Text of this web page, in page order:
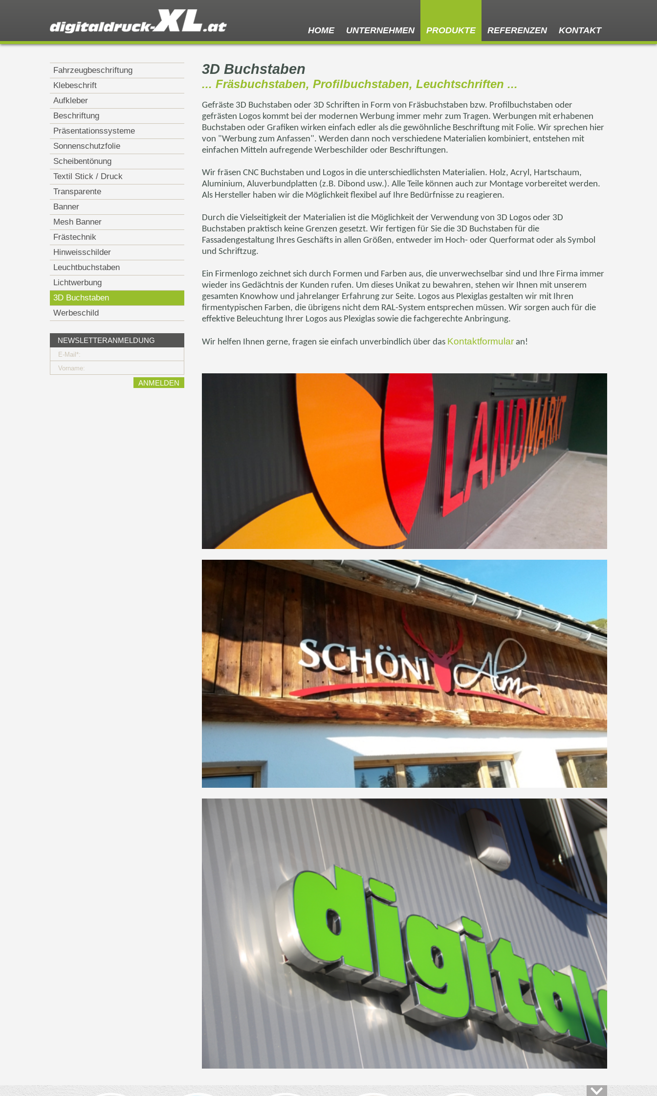
HOME UNTERNEHMEN PRODUKTE REFERENZEN KONTAKT
Fahrzeugbeschriftung
Klebeschrift
Aufkleber
Beschriftung
Präsentationssysteme
Sonnenschutzfolie
Scheibentönung
Textil Stick / Druck
Transparente
Banner
Mesh Banner
Frästechnik
Hinweisschilder
Leuchtbuchstaben
Lichtwerbung
3D Buchstaben
Werbeschild
NEWSLETTERANMELDUNG
E-Mail*:
Vorname:
3D Buchstaben
... Fräsbuchstaben, Profilbuchstaben, Leuchtschriften ...
Gefräste 3D Buchstaben oder 3D Schriften in Form von Fräsbuchstaben bzw. Profilbuchstaben oder
gefrästen Logos kommt bei der modernen Werbung immer mehr zum Tragen. Werbungen mit erhabenen
Buchstaben oder Grafiken wirken einfach edler als die gewöhnliche Beschriftung mit Folie. Wir sprechen hier
von "Werbung zum Anfassen". Werden dann noch verschiedene Materialien kombiniert, entstehen mit
einfachen Mitteln aufregende Werbeschilder oder Beschriftungen.
Wir fräsen CNC Buchstaben und Logos in die unterschiedlichsten Materialien. Holz, Acryl, Hartschaum,
Aluminium, Aluverbundplatten (z.B. Dibond usw.). Alle Teile können auch zur Montage vorbereitet werden.
Als Hersteller haben wir die Möglichkeit flexibel auf Ihre Bedürfnisse zu reagieren.
Durch die Vielseitigkeit der Materialien ist die Möglichkeit der Verwendung von 3D Logos oder 3D
Buchstaben praktisch keine Grenzen gesetzt. Wir fertigen für Sie die 3D Buchstaben für die
Fassadengestaltung Ihres Geschäfts in allen Größen, entweder im Hoch- oder Querformat oder als Symbol
und Schriftzug.
Ein Firmenlogo zeichnet sich durch Formen und Farben aus, die unverwechselbar sind und Ihre Firma immer
wieder ins Gedächtnis der Kunden rufen. Um dieses Unikat zu bewahren, stehen wir Ihnen mit unserem
gesamten Knowhow und jahrelanger Erfahrung zur Seite. Logos aus Plexiglas gestalten wir mit Ihren
firmentypischen Farben, die übrigens nicht dem RAL-System entsprechen müssen. Wir sorgen auch für die
effektive Beleuchtung Ihrer Logos aus Plexiglas sowie die fachgerechte Anbringung.
Wir helfen Ihnen gerne, fragen sie einfach unverbindlich über das Kontaktformular an!